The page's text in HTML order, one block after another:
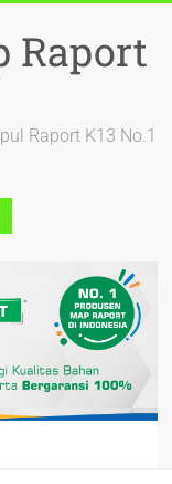
Raport
Raport K13 No.1